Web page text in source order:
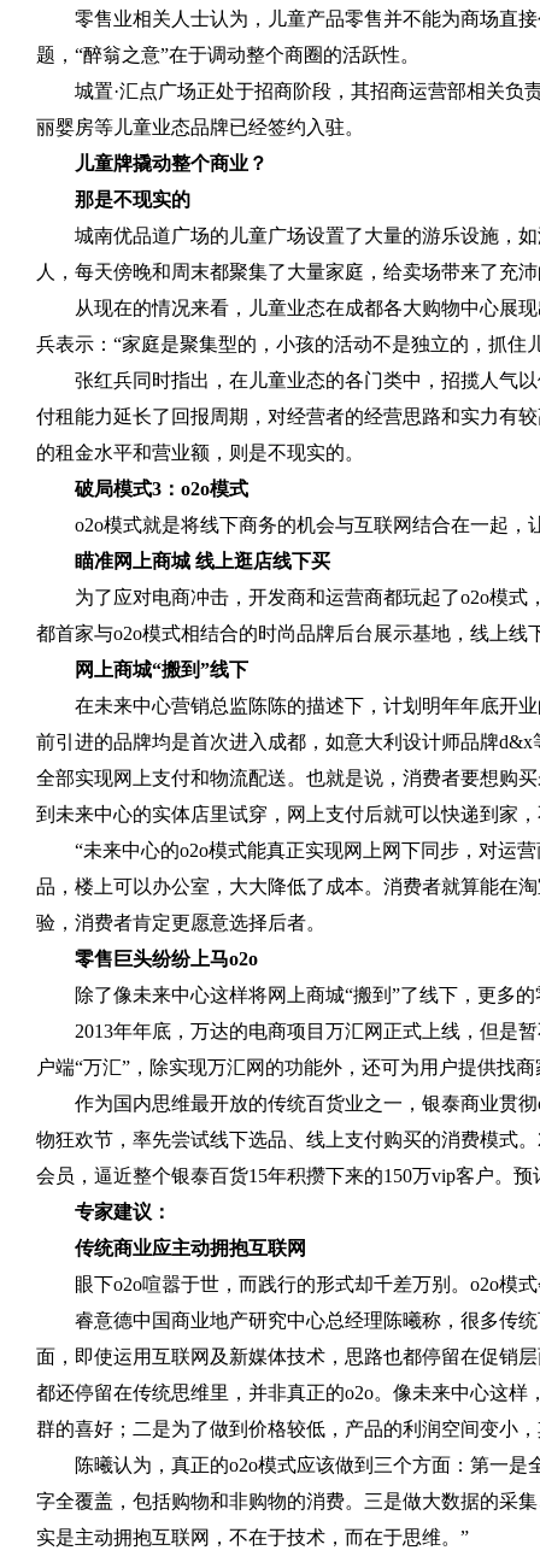
零售业相关人士认为，儿童产品零售并不能为商场直
题，“醉翁之意”在于调动整个商圈的活跃性。
城置·汇点广场正处于招商阶段，其招商运营部相关
丽婴房等儿童业态品牌已经签约入驻。
儿童牌撬动整个商业？
那是不现实的
城南优品道广场的儿童广场设置了大量的游乐设施，
人，每天傍晚和周末都聚集了大量家庭，给卖场带来了充
从现在的情况来看，儿童业态在成都各大购物中心展
兵表示：“家庭是聚集型的，小孩的活动不是独立的，抓住
张红兵同时指出，在儿童业态的各门类中，招揽人气
付租能力延长了回报周期，对经营者的经营思路和实力有
的租金水平和营业额，则是不现实的。
破局模式3 ：o2o模式
o2o模式就是将线下商务的机会与互联网结合在一起，
瞄准网上商城 线上逛店线下买
为了应对电商冲击，开发商和运营商都玩起了o2o模式
都首家与o2o模式相结合的时尚品牌后台展示基地，线上
网上商城“搬到”线下
在未来中心营销总监陈陈的描述下，计划明年年底开
前引进的品牌均是首次进入成都，如意大利设计师品牌d&x
全部实现网上支付和物流配送。也就是说，消费者要想购
到未来中心的实体店里试穿，网上支付后就可以快递到家
“未来中心的o2o模式能真正实现网上网下同步，对运
品，楼上可以办公室，大大降低了成本。消费者就算能在
验，消费者肯定更愿意选择后者。
零售巨头纷纷上马o2o
除了像未来中心这样将网上商城“搬到”了线下，更多
2013年年底，万达的电商项目万汇网正式上线，但是
户端“万汇”，除实现万汇网的功能外，还可为用户提供找
作为国内思维最开放的传统百货业之一，银泰商业贯彻
物狂欢节，率先尝试线下选品、线上支付购买的消费模式。
会员，逼近整个银泰百货15年积攒下来的150万vip客户。预
专家建议：
传统商业应主动拥抱互联网
眼下o2o喧嚣于世，而践行的形式却千差万别。 o2o模
睿意德中国商业地产研究中心总经理陈曦称，很多传
面，即使运用互联网及新媒体技术，思路也都停留在促销
都还停留在传统思维里，并非真正的o2o。像未来中心这样
群的喜好；二是为了做到价格较低，产品的利润空间变小
陈曦认为，真正的o2o模式应该做到三个方面：第一是
字全覆盖，包括购物和非购物的消费。三是做大数据的采
实是主动拥抱互联网，不在于技术，而在于思维。”